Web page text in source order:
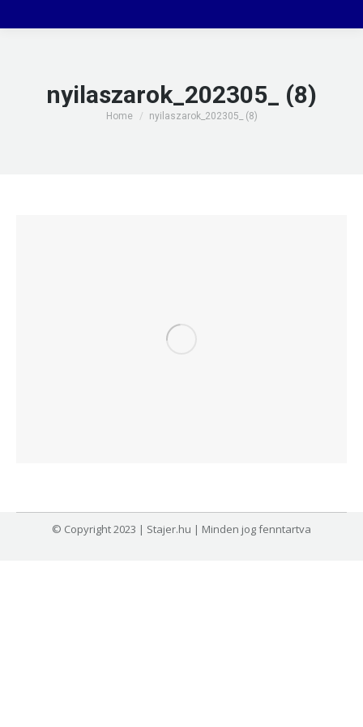
nyilaszarok_202305_ (8)
You are here:
Home nyilaszarok_202305_ (8)
© Copyright 2023 | Stajer.hu | Minden jog fenntartva